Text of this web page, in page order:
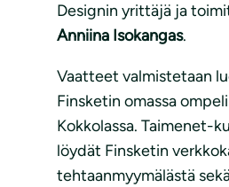
Designin yrittäjä ja
Anniina Isokangas.
Vaatteet valmistetaan
Finsketin omassa
Kokkolassa. Taimenet-
löydät Finsketin
tehtaanmyymälästä